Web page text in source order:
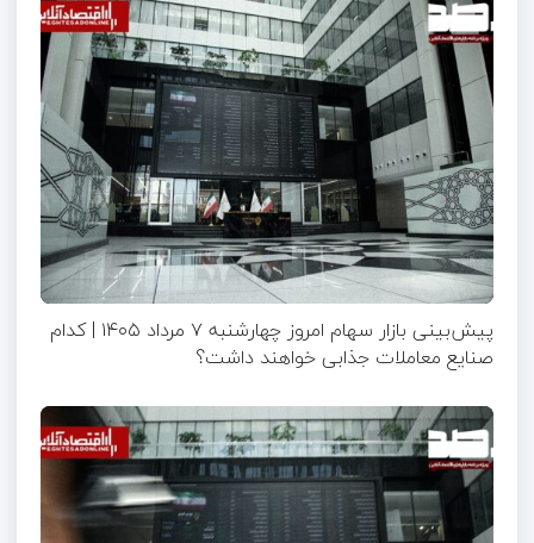
پیش‌بینی بازار سهام امروز چهارشنبه ۷ مرداد ۱۴۰۵ | کدام
صنایع معاملات جذابی خواهند داشت؟